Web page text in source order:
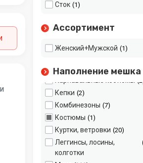
Сток 1
Ассортимент
Женский+Мужской 1
Наполнение мешка
Домашние
Домашняя одежда
Дубленки 3
кардиганы
2
Кепки 2
Комбинезоны 7
Костюмы 1
Куртки, ветровки 20
Леггинсы, лосины,
колготки